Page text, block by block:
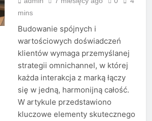
mins
Budowanie spójnych i
wartościowych doświadczeń
klientów wymaga przemyślanej
strategii omnichannel, w której
każda interakcja z marką łączy
się w jedną, harmonijną całość.
W artykule przedstawiono
kluczowe elementy skutecznego